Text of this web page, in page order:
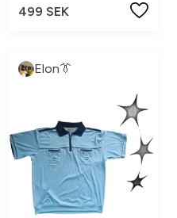
499 SEK
Elon👔